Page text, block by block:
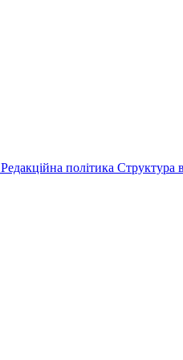
Редакційна політика Структура